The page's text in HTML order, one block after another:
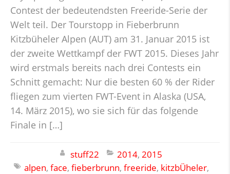
Contest der bedeutendsten Freeride-Serie der
Welt teil. Der Tourstopp in Fieberbrunn
Kitzbüheler Alpen (AUT) am 31. Januar 2015 ist
der zweite Wettkampf der FWT 2015. Dieses Jahr
wird erstmals bereits nach drei Contests ein
Schnitt gemacht: Nur die besten 60 % der Rider
fliegen zum vierten FWT-Event in Alaska (USA,
14. März 2015), wo sie sich für das folgende
Finale in […]
stuff22 2014, 2015
alpen, face, fieberbrunn, freeride, kitzbÜheler,